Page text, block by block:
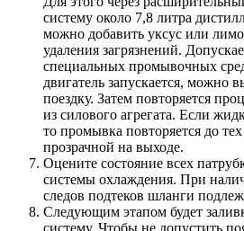
систему около 7,8 литра
можно добавить уксус или
удаления загрязнений.
специальных промывочных
двигатель запускается, можно
поездку. Затем повторяется
из силового агрегата. Если
то промывка повторяется до
прозрачной на выходе.
Оцените состояние всех
системы охлаждения. При
следов подтеков шланги
Следующим этапом будет
систему. Чтобы не допустить